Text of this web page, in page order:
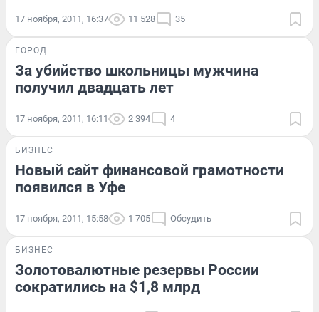
17 ноября, 2011, 16:37 11 528 35
ГОРОД
За убийство школьницы мужчина
получил двадцать лет
17 ноября, 2011, 16:11 2 394 4
БИЗНЕС
Новый сайт финансовой грамотности
появился в Уфе
17 ноября, 2011, 15:58 1 705 Обсудить
БИЗНЕС
Золотовалютные резервы России
сократились на $1,8 млрд